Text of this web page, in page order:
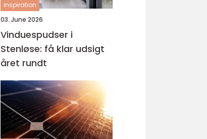
inspiration
03. June 2026
Vinduespudser i
Stenløse: få klar udsigt
året rundt